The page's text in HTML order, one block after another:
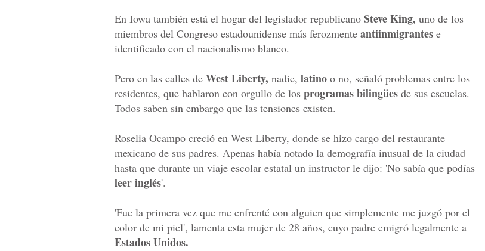
En Iowa también está el hogar del legislador republicano Steve King, uno de los
miembros del Congreso estadounidense más ferozmente antiinmigrantes e
identificado con el nacionalismo blanco.
Pero en las calles de West Liberty, nadie, latino o no, señaló problemas entre los
residentes, que hablaron con orgullo de los programas bilingües de sus escuelas.
Todos saben sin embargo que las tensiones existen.
Roselia Ocampo creció en West Liberty, donde se hizo cargo del restaurante
mexicano de sus padres. Apenas había notado la demografía inusual de la ciudad
hasta que durante un viaje escolar estatal un instructor le dijo: 'No sabía que podías
leer inglés'.
'Fue la primera vez que me enfrenté con alguien que simplemente me juzgó por el
color de mi piel', lamenta esta mujer de 28 años, cuyo padre emigró legalmente a
Estados Unidos.